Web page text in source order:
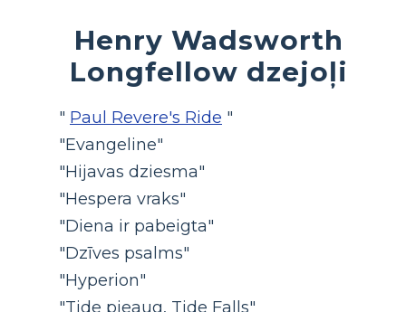
Henry Wadsworth
Longfellow dzejoļi
" Paul Revere's Ride "
"Evangeline"
"Hijavas dziesma"
"Hespera vraks"
"Diena ir pabeigta"
"Dzīves psalms"
"Hyperion"
"Tide pieaug, Tide Falls"